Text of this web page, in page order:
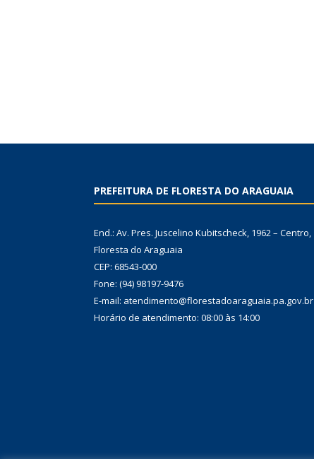
PREFEITURA DE FLORESTA DO ARAGUAIA
End.: Av. Pres. Juscelino Kubitscheck, 1962 – Centro,
Floresta do Araguaia
CEP: 68543-000
Fone: (94) 98197-9476
E-mail: atendimento@florestadoaraguaia.pa.gov.br
Horário de atendimento: 08:00 às 14:00